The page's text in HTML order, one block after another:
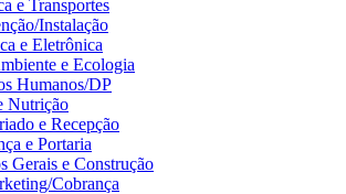
e Transportes
Instalação
e Eletrônica
e Ecologia
Humanos/DP
Nutrição
e Recepção
e Portaria
Gerais e Construção
Cobrança